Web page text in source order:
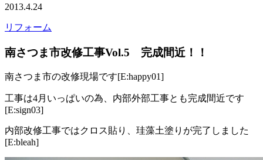
2013.4.24
リフォーム
南さつま市改修工事Vol.5 完成間近！！
南さつま市の改修現場です[E:happy01]
工事は4月いっぱいの為、内部外部工事とも完成間近です
[E:sign03]
内部改修工事ではクロス貼り、珪藻土塗りが完了しました
[E:bleah]